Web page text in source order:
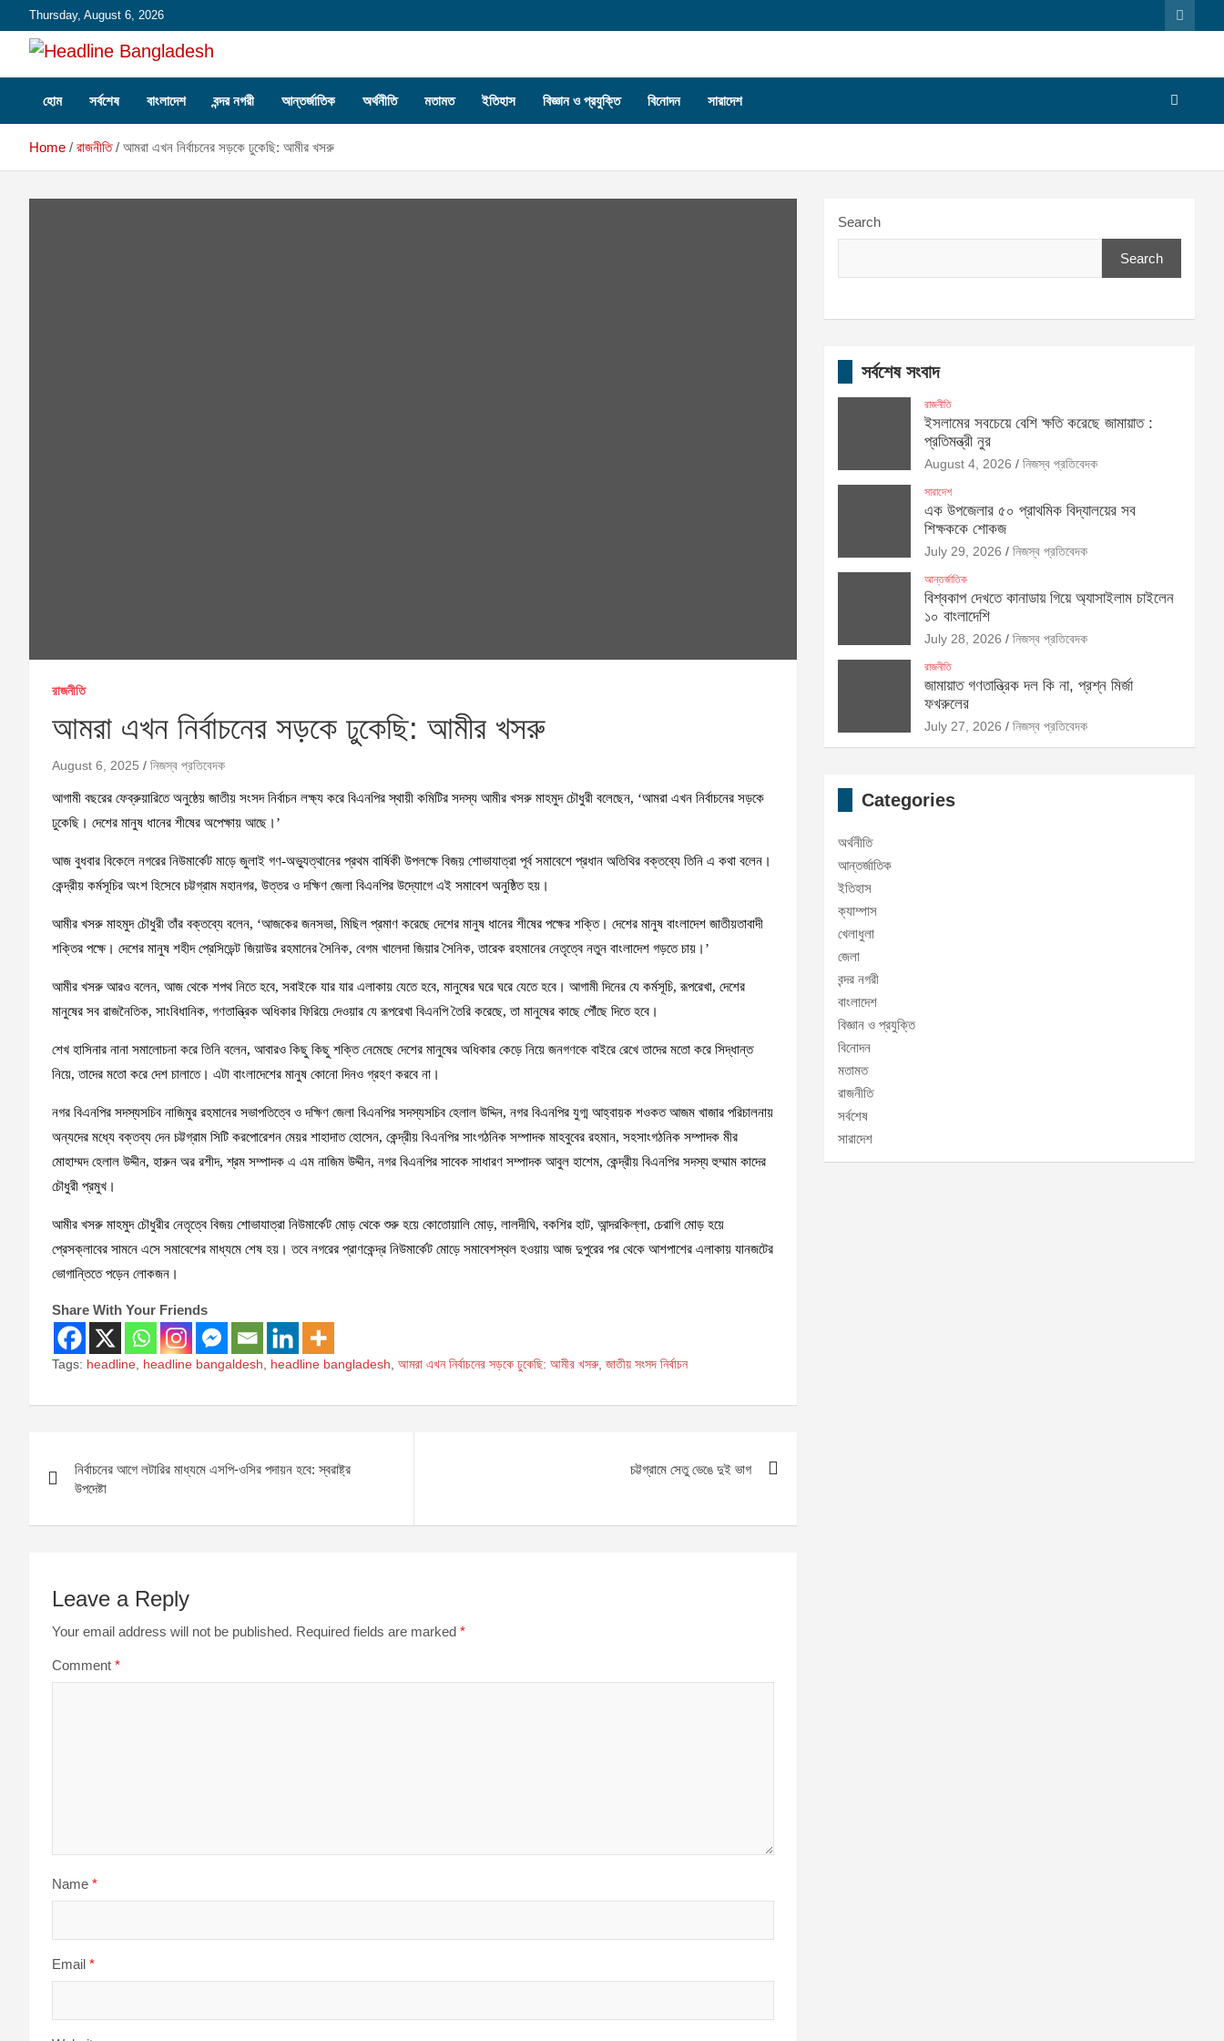
to
content
Thursday, August 6, 2026
Headline Bangladesh
হোম
সর্বশেষ বাংলাদেশ বন্দর নগরী আন্তর্জাতিক অর্থনীতি মতামত ইতিহাস বিজ্ঞান ও প্রযুক্তি বিনোদন সারাদেশ
Home রাজনীতি আমরা এখন নির্বাচনের সড়কে ঢুকেছি: আমীর খসরু
রাজনীতি
আমরা এখন নির্বাচনের সড়কে ঢুকেছি: আমীর খসরু
August 6, 2025 নিজস্ব প্রতিবেদক
আগামী বছরের ফেব্রুয়ারিতে অনুষ্ঠেয় জাতীয় সংসদ নির্বাচন লক্ষ্য করে বিএনপির স্থায়ী কমিটির সদস্য আমীর খসরু মাহমুদ চৌধুরী বলেছেন, ‘আমরা এখন নির্বাচনের সড়কে
ঢুকেছি। দেশের মানুষ ধানের শীষের অপেক্ষায় আছে।’
আজ বুধবার বিকেলে নগরের নিউমার্কেট মাড়ে জুলাই গণ-অভ্যুত্থানের প্রথম বার্ষিকী উপলক্ষে বিজয় শোভাযাত্রা পূর্ব সমাবেশে প্রধান অতিথির বক্তব্যে তিনি এ কথা বলেন।
কেন্দ্রীয় কর্মসূচির অংশ হিসেবে চট্টগ্রাম মহানগর, উত্তর ও দক্ষিণ জেলা বিএনপির উদ্যোগে এই সমাবেশ অনুষ্ঠিত হয়।
আমীর খসরু মাহমুদ চৌধুরী তাঁর বক্তব্যে বলেন, ‘আজকের জনসভা, মিছিল প্রমাণ করেছে দেশের মানুষ ধানের শীষের পক্ষের শক্তি। দেশের মানুষ বাংলাদেশ জাতীয়তাবাদী
শক্তির পক্ষে। দেশের মানুষ শহীদ প্রেসিডেন্ট জিয়াউর রহমানের সৈনিক, বেগম খালেদা জিয়ার সৈনিক, তারেক রহমানের নেতৃত্বে নতুন বাংলাদেশ গড়তে চায়।’
আমীর খসরু আরও বলেন, আজ থেকে শপথ নিতে হবে, সবাইকে যার যার এলাকায় যেতে হবে, মানুষের ঘরে ঘরে যেতে হবে। আগামী দিনের যে কর্মসূচি, রূপরেখা, দেশের
মানুষের সব রাজনৈতিক, সাংবিধানিক, গণতান্ত্রিক অধিকার ফিরিয়ে দেওয়ার যে রূপরেখা বিএনপি তৈরি করেছে, তা মানুষের কাছে পৌঁছে দিতে হবে।
শেখ হাসিনার নানা সমালোচনা করে তিনি বলেন, আবারও কিছু কিছু শক্তি নেমেছে দেশের মানুষের অধিকার কেড়ে নিয়ে জনগণকে বাইরে রেখে তাদের মতো করে সিদ্ধান্ত
নিয়ে, তাদের মতো করে দেশ চালাতে। এটা বাংলাদেশের মানুষ কোনো দিনও গ্রহণ করবে না।
নগর বিএনপির সদস্যসচিব নাজিমুর রহমানের সভাপতিত্বে ও দক্ষিণ জেলা বিএনপির সদস্যসচিব হেলাল উদ্দিন, নগর বিএনপির যুগ্ম আহ্বায়ক শওকত আজম খাজার পরিচালনায়
অন্যদের মধ্যে বক্তব্য দেন চট্টগ্রাম সিটি করপোরেশন মেয়র শাহাদাত হোসেন, কেন্দ্রীয় বিএনপির সাংগঠনিক সম্পাদক মাহবুবের রহমান, সহসাংগঠনিক সম্পাদক মীর
মোহাম্মদ হেলাল উদ্দীন, হারুন অর রশীদ, শ্রম সম্পাদক এ এম নাজিম উদ্দীন, নগর বিএনপির সাবেক সাধারণ সম্পাদক আবুল হাশেম, কেন্দ্রীয় বিএনপির সদস্য হুম্মাম কাদের
চৌধুরী প্রমুখ।
আমীর খসরু মাহমুদ চৌধুরীর নেতৃত্বে বিজয় শোভাযাত্রা নিউমার্কেট মোড় থেকে শুরু হয়ে কোতোয়ালি মোড়, লালদীঘি, বকশির হাট, আন্দরকিল্লা, চেরাগি মোড় হয়ে
প্রেসক্লাবের সামনে এসে সমাবেশের মাধ্যমে শেষ হয়। তবে নগরের প্রাণকেন্দ্র নিউমার্কেট মোড়ে সমাবেশস্থল হওয়ায় আজ দুপুরের পর থেকে আশপাশের এলাকায় যানজটের
ভোগান্তিতে পড়েন লোকজন।
Share With Your Friends
Tags: headline headline bangaldesh headline bangladesh আমরা এখন নির্বাচনের সড়কে ঢুকেছি: আমীর খসরু, জাতীয় সংসদ নির্বাচন
navigation
নির্বাচনের আগে লটারির মাধ্যমে এসপি-ওসির পদায়ন হবে: স্বরাষ্ট্র
উপদেষ্টা
চট্টগ্রামে সেতু ভেঙে দুই ভাগ
Leave a Reply
Your email address will not be published. Required fields are marked *
Comment *
Name *
Email *
Search
Search
সর্বশেষ সংবাদ
রাজনীতি
ইসলামের সবচেয়ে বেশি ক্ষতি করেছে জামায়াত :
প্রতিমন্ত্রী নুর
August 4, 2026 নিজস্ব প্রতিবেদক
সারাদেশ
এক উপজেলার ৫০ প্রাথমিক বিদ্যালয়ের সব
শিক্ষককে শোকজ
July 29, 2026 নিজস্ব প্রতিবেদক
আন্তর্জাতিক
বিশ্বকাপ দেখতে কানাডায় গিয়ে অ্যাসাইলাম চাইলেন
১০ বাংলাদেশি
July 28, 2026 নিজস্ব প্রতিবেদক
রাজনীতি
জামায়াত গণতান্ত্রিক দল কি না, প্রশ্ন মির্জা
ফখরুলের
July 27, 2026 নিজস্ব প্রতিবেদক
Categories
অর্থনীতি
আন্তর্জাতিক
ইতিহাস
ক্যাম্পাস
খেলাধুলা
জেলা
বন্দর নগরী
বাংলাদেশ
বিজ্ঞান ও প্রযুক্তি
বিনোদন
মতামত
রাজনীতি
সর্বশেষ
সারাদেশ